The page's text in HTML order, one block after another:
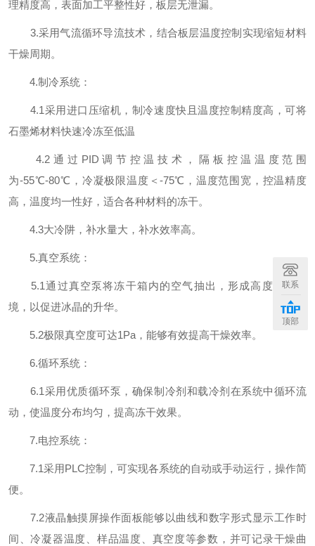
理精度高，表面加工平整性好，板层无泄漏。
3.采用气流循环导流技术，结合板层温度控制实现缩短材料
干燥周期。
4.制冷系统：
4.1采用进口压缩机，制冷速度快且温度控制精度高，可将
石墨烯材料快速冷冻至低温
4.2通过PID调节控温技术，隔板控温温度范围
为-55℃-80℃，冷凝极限温度＜-75℃，温度范围宽，控温精度
高，温度均一性好，适合各种材料的冻干。
4.3大冷阱，补水量大，补水效率高。
5.真空系统：
5.1通过真空泵将冻干箱内的空气抽出，形成高度真空环
境，以促进冰晶的升华。
5.2极限真空度可达1Pa，能够有效提高干燥效率。
6.循环系统：
6.1采用优质循环泵，确保制冷剂和载冷剂在系统中循环流
动，使温度分布均匀，提高冻干效果。
7.电控系统：
7.1采用PLC控制，可实现各系统的自动或手动运行，操作简
便。
7.2液晶触摸屏操作面板能够以曲线和数字形式显示工作时
间、冷凝器温度、样品温度、真空度等参数，并可记录干燥曲
联系
顶部